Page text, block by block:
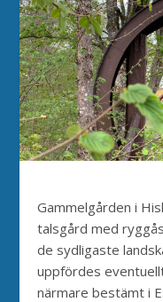
Gammelgården i
talsgård med
de sydligaste
uppfördes
närmare bestämt i